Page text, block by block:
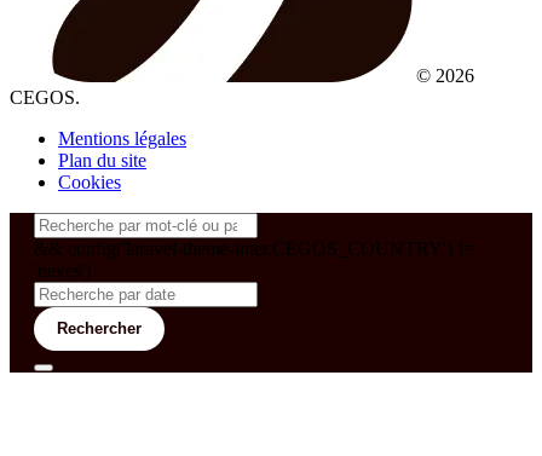
© 2026
CEGOS.
Mentions légales
Plan du site
Cookies
&& config('laravel-theme-inter.CEGOS_COUNTRY') !=
'neves')
Rechercher